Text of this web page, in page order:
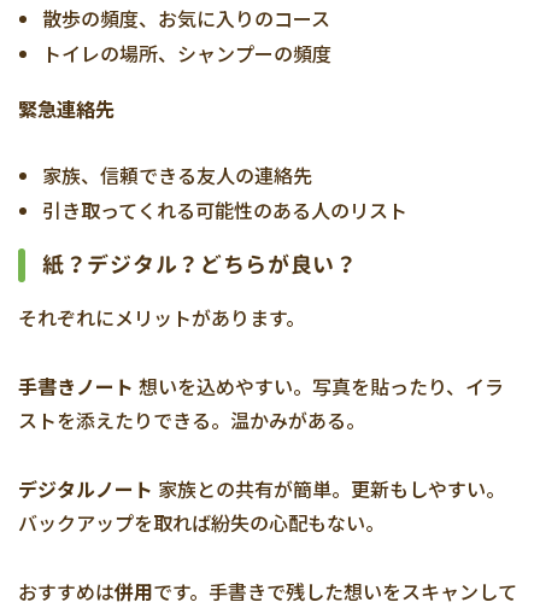
散歩の頻度、お気に入りのコース
トイレの場所、シャンプーの頻度
緊急連絡先
家族、信頼できる友人の連絡先
引き取ってくれる可能性のある人のリスト
紙？デジタル？どちらが良い？
それぞれにメリットがあります。
手書きノート 想いを込めやすい。写真を貼ったり、イラ
ストを添えたりできる。温かみがある。
デジタルノート 家族との共有が簡単。更新もしやすい。
バックアップを取れば紛失の心配もない。
おすすめは併用です。手書きで残した想いをスキャンして